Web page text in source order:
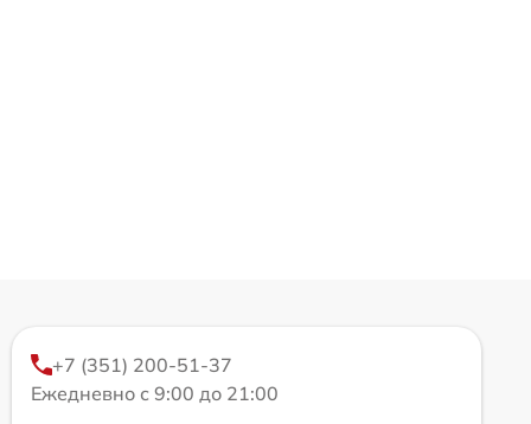
+7 (351) 200-51-37
Ежедневно с 9:00 до 21:00